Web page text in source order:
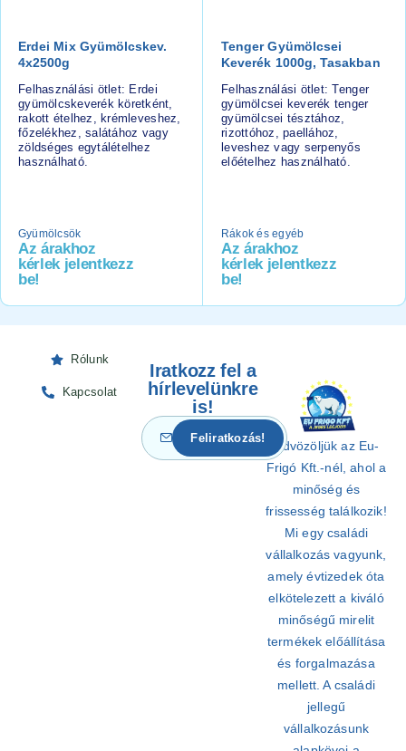
Erdei Mix Gyümölcskev.
4x2500g
Felhasználási ötlet: Erdei
gyümölcskeverék köretként,
rakott ételhez, krémleveshez,
főzelékhez, salátához vagy
zöldséges egytálételhez
használható.
Gyümölcsök
Az árakhoz
kérlek jelentkezz
be!
Tenger Gyümölcsei
Keverék 1000g, Tasakban
Felhasználási ötlet: Tenger
gyümölcsei keverék tenger
gyümölcsei tésztához,
rizottóhoz, paellához,
leveshez vagy serpenyős
előételhez használható.
Rákok és egyéb
Az árakhoz
kérlek jelentkezz
be!
Rólunk
Kapcsolat
Üdvözöljük az Eu-
Frigó Kft.-nél, ahol a
minőség és
frissesség találkozik!
Mi egy családi
vállalkozás vagyunk,
amely évtizedek óta
elkötelezett a kiváló
minőségű mirelit
termékek előállítása
és forgalmazása
mellett. A családi
jellegű
vállalkozásunk
Iratkozz fel a
hírlevelünkre
is!